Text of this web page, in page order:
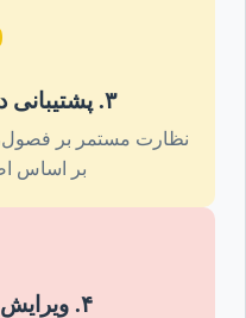
۳. پشتیبانی در نگارش و تحلیل
نظارت مستمر بر فصول،
بر اساس
۴. ویرایش و آمادگی دفاع